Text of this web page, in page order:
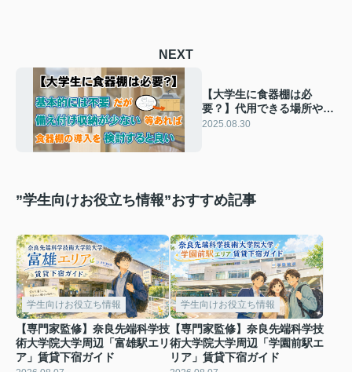
NEXT
【大学生に食器棚は必
要？】代用できる場所や置
く際の注意点や工夫など
2025.08.30
”学生向けお役立ち情報”おすすめ記事
学生向けお役立ち情報
【専門家監修】奈良先端科学技
術大学院大学周辺「富雄駅エリ
ア」賃貸下宿ガイド
学生向けお役立ち情報
【専門家監修】奈良先端科学技
術大学院大学周辺「学園前駅エ
リア」賃貸下宿ガイド